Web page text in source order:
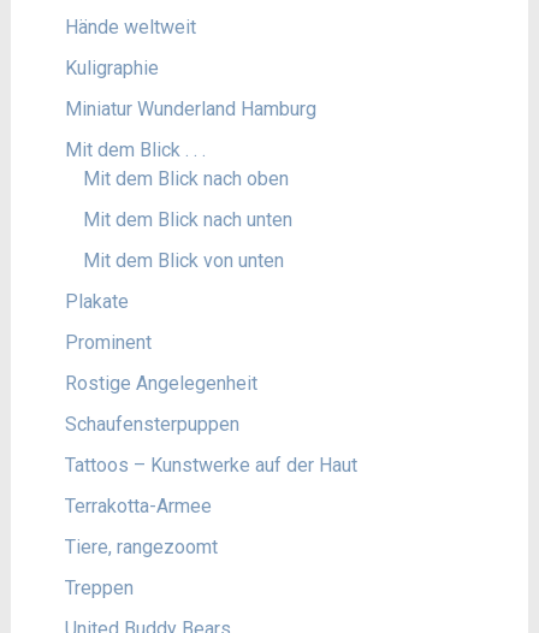
Hände weltweit
Kuligraphie
Miniatur Wunderland Hamburg
Mit dem Blick . . .
Mit dem Blick nach oben
Mit dem Blick nach unten
Mit dem Blick von unten
Plakate
Prominent
Rostige Angelegenheit
Schaufensterpuppen
Tattoos – Kunstwerke auf der Haut
Terrakotta-Armee
Tiere, rangezoomt
Treppen